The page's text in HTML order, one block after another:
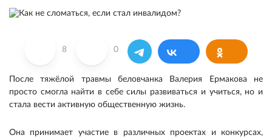
8 0
После тяжёлой травмы беловчанка Валерия Ермакова не
просто смогла найти в себе силы развиваться и учиться, но и
стала вести активную общественную жизнь.
Она принимает участие в различных проектах и конкурсах,